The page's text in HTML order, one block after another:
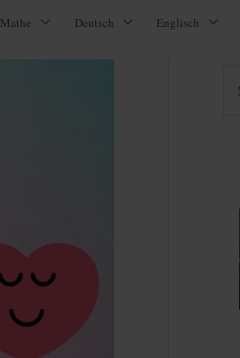
Mathe Deutsch Englisch